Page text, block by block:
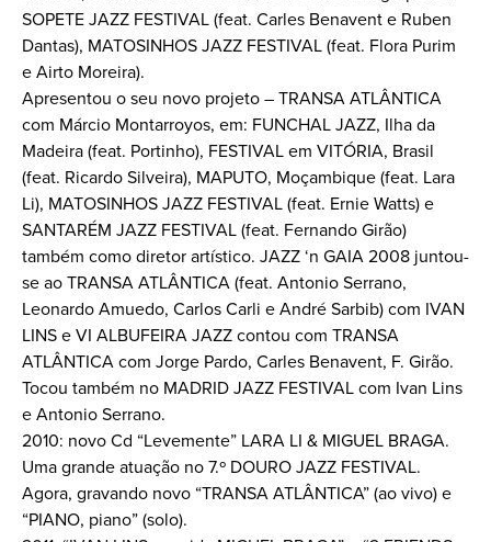
SOPETE JAZZ FESTIVAL (feat. Carles Benavent e Ruben
Dantas), MATOSINHOS JAZZ FESTIVAL (feat. Flora Purim
e Airto Moreira).
Apresentou o seu novo projeto – TRANSA ATLÂNTICA
com Márcio Montarroyos, em: FUNCHAL JAZZ, Ilha da
Madeira (feat. Portinho), FESTIVAL em VITÓRIA, Brasil
(feat. Ricardo Silveira), MAPUTO, Moçambique (feat. Lara
Li), MATOSINHOS JAZZ FESTIVAL (feat. Ernie Watts) e
SANTARÉM JAZZ FESTIVAL (feat. Fernando Girão)
também como diretor artístico. JAZZ ‘n GAIA 2008 juntou-
se ao TRANSA ATLÂNTICA (feat. Antonio Serrano,
Leonardo Amuedo, Carlos Carli e André Sarbib) com IVAN
LINS e VI ALBUFEIRA JAZZ contou com TRANSA
ATLÂNTICA com Jorge Pardo, Carles Benavent, F. Girão.
Tocou também no MADRID JAZZ FESTIVAL com Ivan Lins
e Antonio Serrano.
2010: novo Cd “Levemente” LARA LI & MIGUEL BRAGA.
Uma grande atuação no 7.º DOURO JAZZ FESTIVAL.
Agora, gravando novo “TRANSA ATLÂNTICA” (ao vivo) e
“PIANO, piano” (solo).